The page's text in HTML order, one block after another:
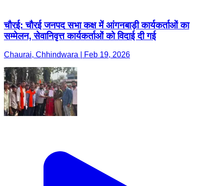
चौरई: चौरई जनपद सभा कक्ष में आंगनबाड़ी कार्यकर्ताओं का
सम्मेलन, सेवानिवृत्त कार्यकर्ताओं को विदाई दी गई
Chaurai, Chhindwara | Feb 19, 2026